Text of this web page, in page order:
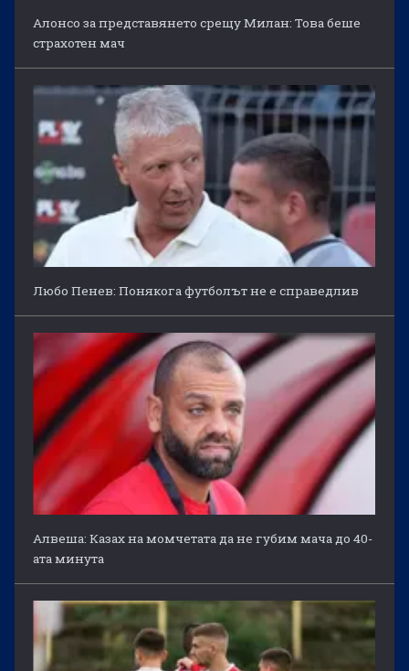
Алонсо за представянето срещу Милан: Това беше
страхотен мач
Любо Пенев: Понякога футболът не е справедлив
Алвеша: Казах на момчетата да не губим мача до 40-
ата минута